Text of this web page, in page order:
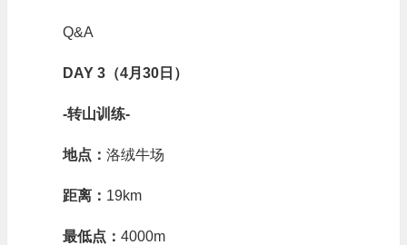
Q&A
DAY 3（4月30日）
-转山训练-
地点： 洛绒牛场
距离： 19km
最低点： 4000m